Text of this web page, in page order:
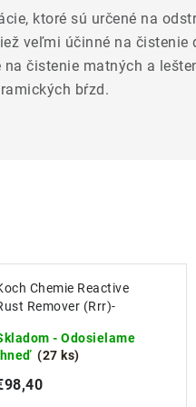
ktoré sú určené na
veľmi účinné na čistenie
čistenie matných a
bŕzd.
Chemie Reactive
Remover (Rrr)-
5KG- Odosielame
(27 ks)